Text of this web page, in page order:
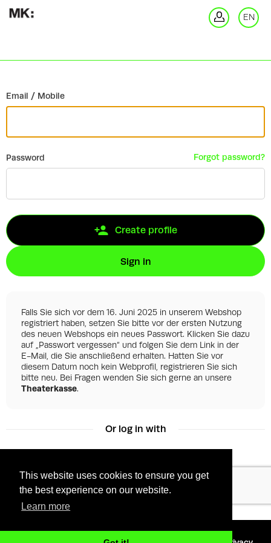
This website uses cookies to ensure you get
the best experience on our website.
Learn more
EN
Email / Mobile
Password Forgot password?
Create profile
Sign in
Falls Sie sich vor dem 16. Juni 2025 in unserem Webshop
registriert haben, setzen Sie bitte vor der ersten Nutzung
des neuen Webshops ein neues Passwort. Klicken Sie dazu
auf „Passwort vergessen“ und folgen Sie dem Link in der
E-Mail, die Sie anschließend erhalten. Hatten Sie vor
diesem Datum noch kein Webprofil, registrieren Sie sich
bitte neu. Bei Fragen wenden Sie sich gerne an unsere
Theaterkasse.
Or log in with
Facebook